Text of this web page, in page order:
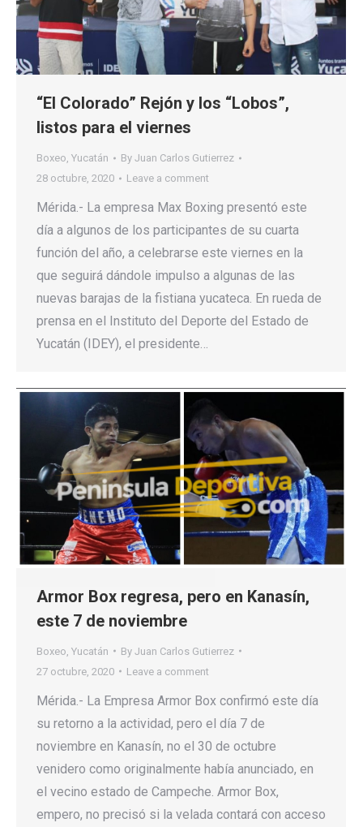
“El Colorado” Rejón y los “Lobos”,
listos para el viernes
Boxeo, Yucatán By Juan Carlos Gutierrez
28 octubre, 2020
Leave a comment
Mérida.- La empresa Max Boxing presentó este
día a algunos de los participantes de su cuarta
función del año, a celebrarse este viernes en la
que seguirá dándole impulso a algunas de las
nuevas barajas de la fistiana yucateca. En rueda de
prensa en el Instituto del Deporte del Estado de
Yucatán (IDEY), el presidente…
Armor Box regresa, pero en Kanasín,
este 7 de noviembre
Boxeo Yucatán By Juan Carlos Gutierrez
27 octubre, 2020
Leave a comment
Mérida.- La Empresa Armor Box confirmó este día
su retorno a la actividad, pero el día 7 de
noviembre en Kanasín, no el 30 de octubre
venidero como originalmente había anunciado, en
el vecino estado de Campeche. Armor Box,
empero, no precisó si la velada contará con acceso